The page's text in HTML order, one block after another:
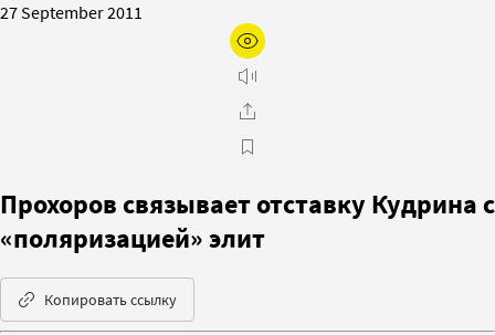
27 September 2011
Прохоров связывает отставку Кудрина с
«поляризацией» элит
Копировать ссылку